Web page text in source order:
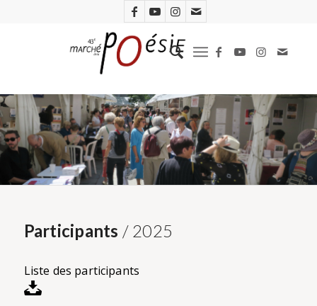
Participants / 2025
Liste des participants